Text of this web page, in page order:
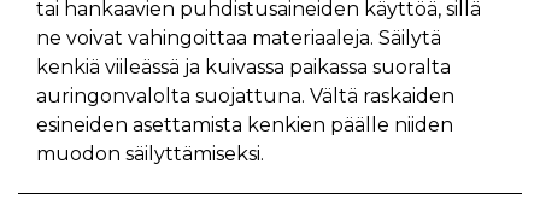
tai hankaavien puhdistusaineiden käyttöä, sillä
ne voivat vahingoittaa materiaaleja. Säilytä
kenkiä viileässä ja kuivassa paikassa suoralta
auringonvalolta suojattuna. Vältä raskaiden
esineiden asettamista kenkien päälle niiden
muodon säilyttämiseksi.